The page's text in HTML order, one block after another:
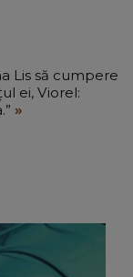
Lis să cumpere
ei, Viorel: